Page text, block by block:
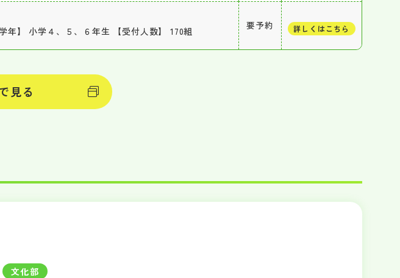
年】 小学４、５、６年生 【受付人数】 170組
要予約 詳しくはこちら
見る
文化部